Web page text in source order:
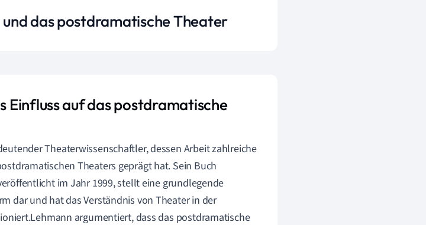
und das postdramatische Theater
Einfluss auf das postdramatische
Theaterwissenschaftler, dessen Arbeit zahlreiche
Theaters geprägt hat. Sein Buch
im Jahr 1999, stellt eine grundlegende
dar und hat das Verständnis von Theater in der
argumentiert, dass das postdramatische